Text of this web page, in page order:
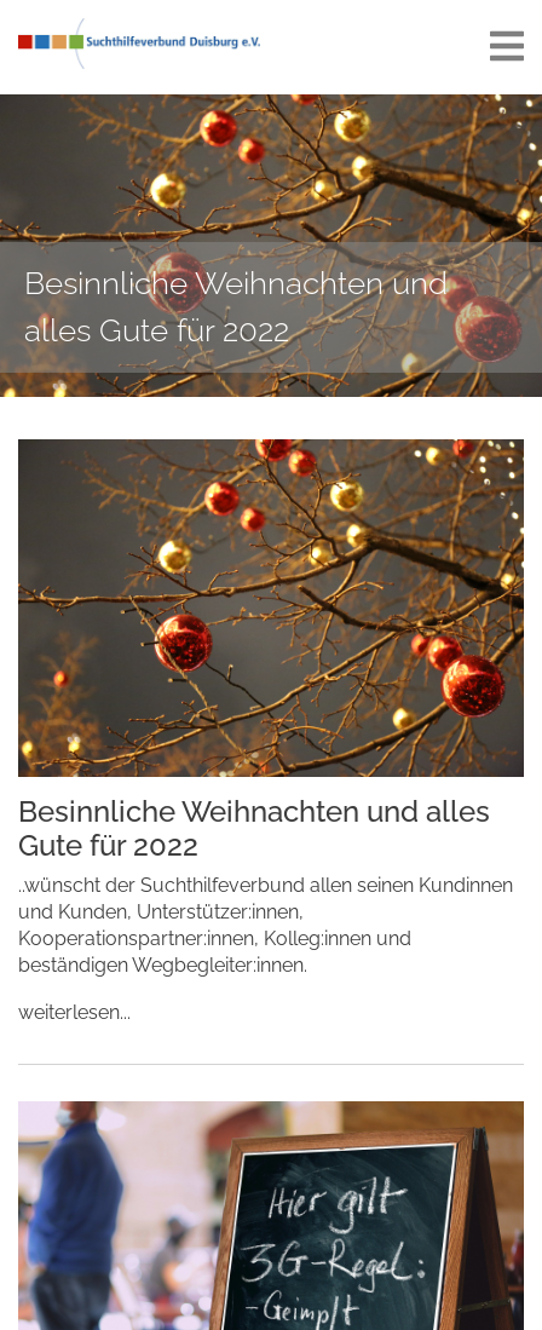
Besinnliche Weihnachten und
alles Gute für 2022
Besinnliche Weihnachten und alles
Gute für 2022
..wünscht der Suchthilfeverbund allen seinen Kundinnen
und Kunden, Unterstützer:innen,
Kooperationspartner:innen, Kolleg:innen und
beständigen Wegbegleiter:innen.
weiterlesen...